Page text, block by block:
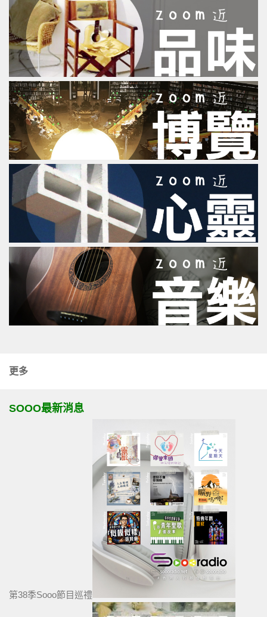
更多
SOOO最新消息
第38季Sooo節目巡禮